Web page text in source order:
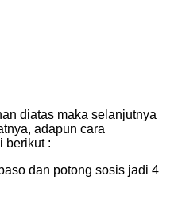
diatas maka selanjutnya
adapun cara
berikut :
dan potong sosis jadi 4